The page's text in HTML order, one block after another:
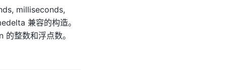
milliseconds,
兼容的构造。
整数和浮点数。